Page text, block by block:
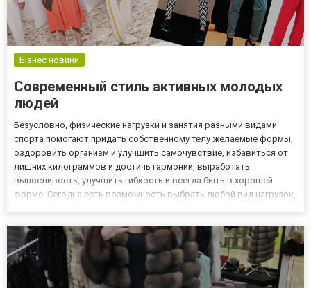
Бізнес новини
Современный стиль активных молодых
людей
Безусловно, физические нагрузки и занятия разными видами
спорта помогают придать собственному телу желаемые формы,
оздоровить организм и улучшить самочувствие, избавиться от
лишних килограммов и достичь гармонии, выработать
выносливость, улучшить гибкость и всегда быть в хорошей
форме. Сегодня есть возможность выбрать любой вид нагрузок,
пр...